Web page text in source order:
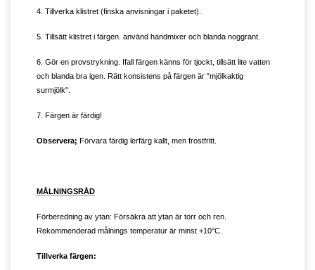
4. Tillverka klistret (finska anvisningar i paketet).
5. Tillsätt klistret i färgen. använd handmixer och blanda noggrant.
6. Gör en provstrykning. Ifall färgen känns för tjockt, tillsätt lite vatten
och blanda bra igen. Rätt konsistens på färgen är "mjölkaktig
surmjölk".
7. Färgen är färdig!
Observera; Förvara färdig lerfärg kallt, men frostfritt.
MÅLNINGSRÅD
Förberedning av ytan: Försäkra att ytan är torr och ren.
Rekommenderad målnings temperatur är minst +10°C.
Tillverka färgen: